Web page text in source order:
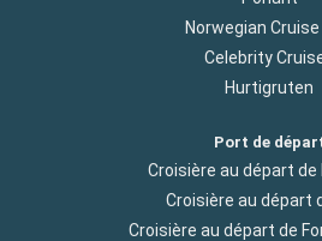
Norwegian Cruise
Celebrity
Hurtigruten
Port de
Croisière au départ de
Croisière au départ
Croisière au départ de